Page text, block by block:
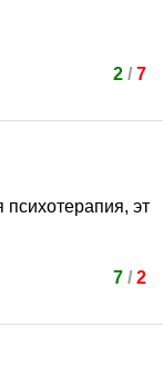
2/ 7
эт
7/ 2